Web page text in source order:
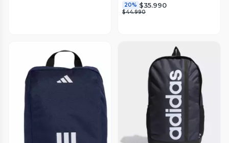
20% $35.990
$44.990